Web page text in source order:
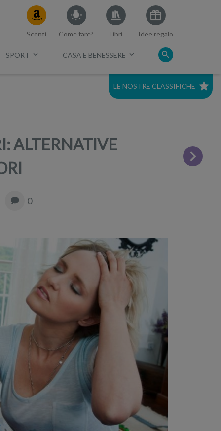
Sconti Come fare? Libri Idee regalo
SPORT CASA E BENESSERE
LE NOSTRE CLASSIFICHE
Migliore lavatrice 2023
ALTERNATIVE
0